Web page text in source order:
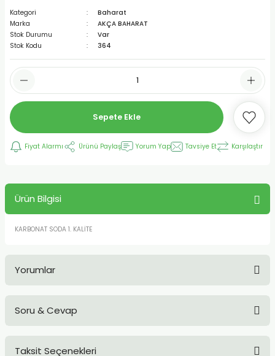
Kategori
Baharat
Marka
AKÇA BAHARAT
Stok Durumu
Var
Stok Kodu
364
Sepete Ekle
Fiyat Alarmı Ürünü Paylaş Yorum Yap Tavsiye Et Karşılaştır
Ürün Bilgisi
KARBONAT SODA 1. KALİTE
Yorumlar
Soru & Cevap
Taksit Seçenekleri